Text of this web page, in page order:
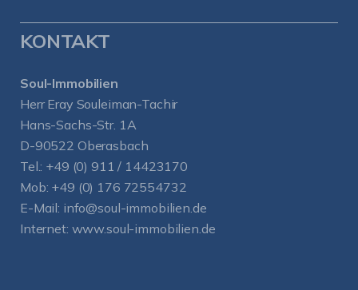
KONTAKT
Soul-Immobilien
Herr Eray Souleiman-Tachir
Hans-Sachs-Str. 1A
D-90522 Oberasbach
Tel.: +49 (0) 911 / 14423170
Mob: +49 (0) 176 72554732
E-Mail: info@soul-immobilien.de
Internet: www.soul-immobilien.de